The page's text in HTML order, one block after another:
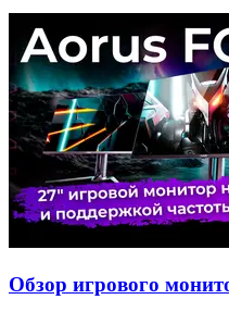
Обзор игрового